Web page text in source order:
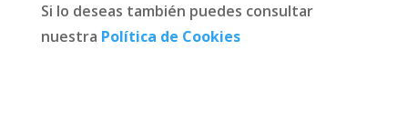
Si lo deseas también puedes consultar
nuestra Política de Cookies